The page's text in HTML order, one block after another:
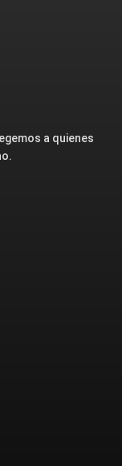
a quienes